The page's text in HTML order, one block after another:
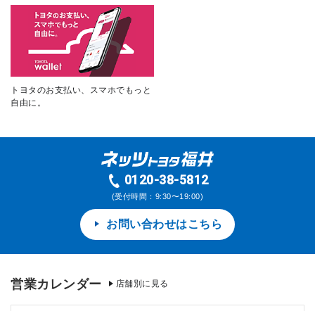
トヨタのお支払い、スマホでもっと
自由に。
0120-38-5812
(受付時間：9:30〜19:00)
お問い合わせはこちら
営業カレンダー 店舗別に見る